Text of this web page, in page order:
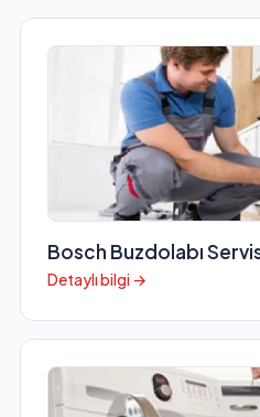
Bosch Buzdolabı
Detaylı bilgi →